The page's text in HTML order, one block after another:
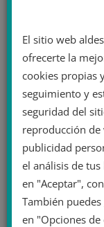
El sitio web
ofrecerte la
cookies propias
seguimiento y
seguridad del
reproducción de
publicidad
el análisis de
en "Aceptar",
También
en "Opciones